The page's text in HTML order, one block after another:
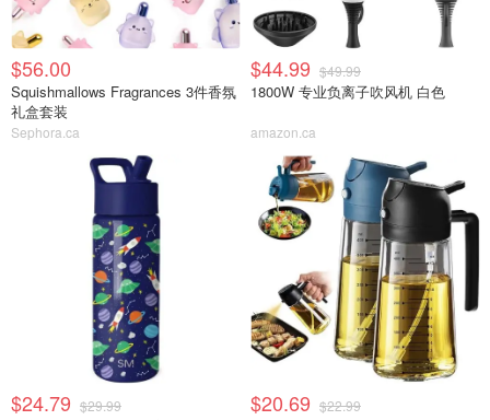
$56.00
Squishmallows Fragrances 3件香氛
礼盒套装
Sephora.ca
$44.99 $49.99
1800W 专业负离子吹风机 白色
amazon.ca
$24.79 $29.99 $20.69 $22.99